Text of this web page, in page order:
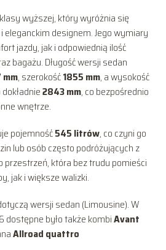
wyższej, który wyróżnia się
designem. Jego wymiary
jazdy, jak i odpowiednią ilość
bagażu. Długość wersji sedan
, szerokość1855 mm, a wysokość
2843 mm, co bezpośrednio
wnętrze.
pojemność545 litrów, co czyni go
lub osób często podróżujących z
przestrzeń, która bez trudu pomieści
jak i większe walizki.
wersji sedan (Limousine). W
dostępne było także kombiAvant
Allroad quattro